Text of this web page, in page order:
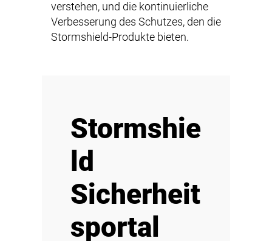
verstehen, und die kontinuierliche
Verbesserung des Schutzes, den die
Stormshield-Produkte bieten.
Stormshie
ld
Sicherheit
sportal